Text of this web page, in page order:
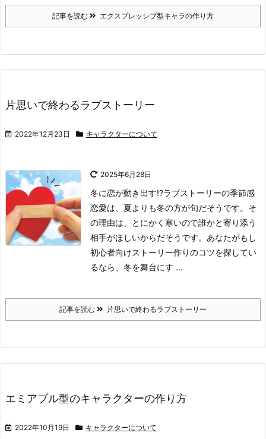
記事を読む エクスプレッシブ型キャラの作り方
片思いで終わるラブストーリー
2022年12月23日 キャラクターについて
2025年6月28日
冬に恋が動き出す⁉ラブストーリーの季節感
恋愛は、夏よりも冬の方が旬だそうです。そ
の理由は、とにかく寒いので誰かと寄り添う
相手がほしいからだそうです。あなたがもし
初心者向けストーリー作りのコツを探してい
るなら、冬を舞台にす ...
記事を読む 片思いで終わるラブストーリー
エミアブル型のキャラクターの作り方
2022年10月19日 キャラクターについて